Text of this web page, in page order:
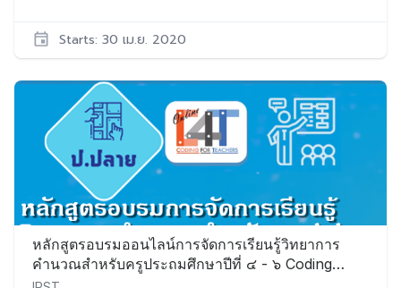
Starts: 30 เม.ย. 2020
IPST
CS002
เริ่ม:
30
เม.ย.
2020
หลักสูตรอบรมออนไลน์การจัดการเรียนรู้วิทยาการ
คำนวณสำหรับครูประถมศึกษาปีที่ ๔ - ๖ Coding
Online for Grade ๔-๖ Teacher (C๔T – ๗)